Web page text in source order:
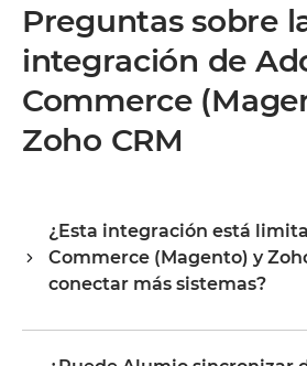
Preguntas sobre
integración de
Commerce
Zoho CRM
¿Esta integración está
Commerce (Magento) y
conectar más sistemas?